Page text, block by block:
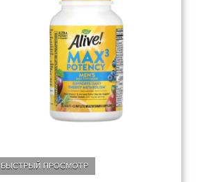
БЫСТРЫЙ ПРОСМОТР